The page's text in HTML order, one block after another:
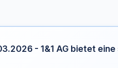
- 1&1 AG bietet